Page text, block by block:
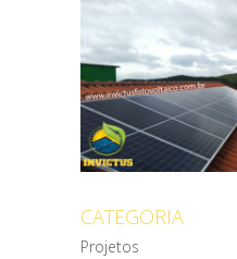
CATEGORIA
Projetos